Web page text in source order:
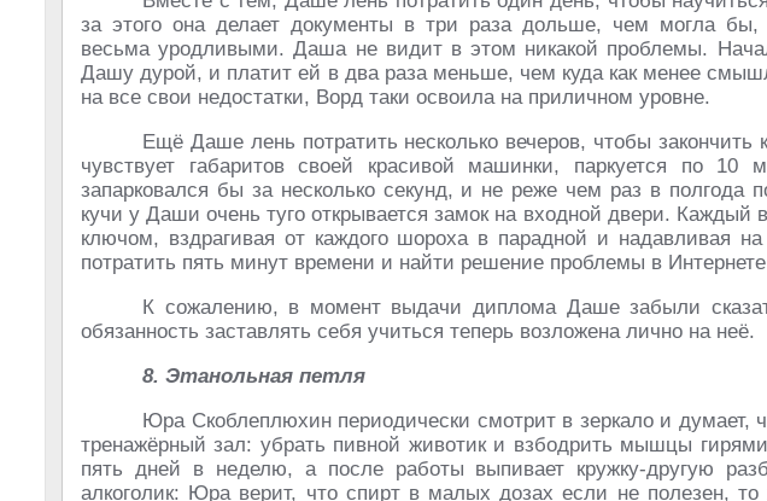
за этого она делает документы в три раза дольше, чем могла
весьма уродливыми. Даша не видит в этом никакой проблемы.
Дашу дурой, и платит ей в два раза меньше, чем куда как менее
на все свои недостатки, Ворд таки освоила на приличном уровне.
Ещё Даше лень потратить несколько вечеров, чтобы
чувствует габаритов своей красивой машинки, паркуется по 10
запарковался бы за несколько секунд, и не реже чем раз в полгода
кучи у Даши очень туго открывается замок на входной двери.
ключом, вздрагивая от каждого шороха в парадной и надавливая
потратить пять минут времени и найти решение проблемы в
К сожалению, в момент выдачи диплома Даше забыли
обязанность заставлять себя учиться теперь возложена лично на неё.
8. Этанольная петля
Юра Скоблеплюхин периодически смотрит в зеркало и думает,
тренажёрный зал: убрать пивной животик и взбодрить мышцы
пять дней в неделю, а после работы выпивает кружку-другую
алкоголик: Юра верит, что спирт в малых дозах если не полезен,